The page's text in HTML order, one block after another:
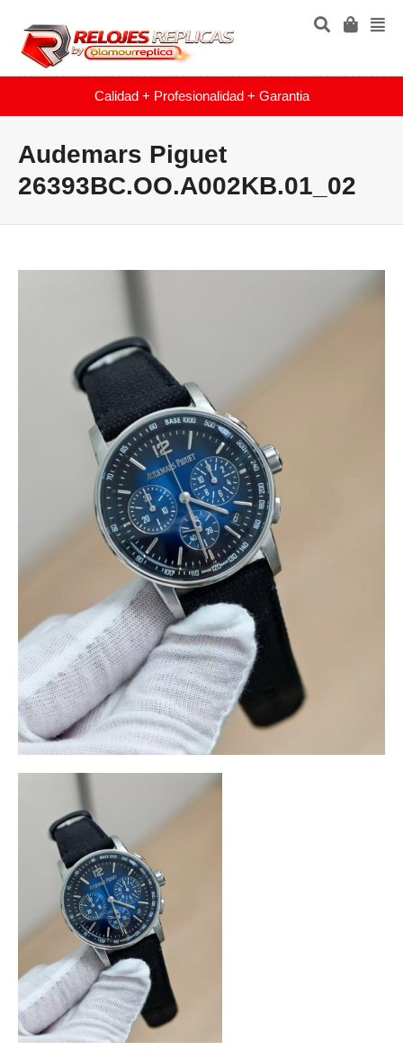
Calidad + Profesionalidad + Garantia
Audemars Piguet
26393BC.OO.A002KB.01_02